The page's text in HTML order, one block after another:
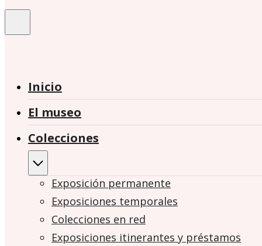
Inicio
El museo
Colecciones
Exposición permanente
Exposiciones temporales
Colecciones en red
Exposiciones itinerantes y préstamos